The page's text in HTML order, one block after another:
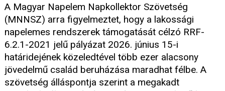
A Magyar Napelem Napkollektor Szövetség
(MNNSZ) arra figyelmeztet, hogy a lakossági
napelemes rendszerek támogatását célzó RRF-
6.2.1-2021 jelű pályázat 2026. június 15-i
határidejének közeledtével több ezer alacsony
jövedelmű család beruházása maradhat félbe. A
szövetség álláspontja szerint a megakadt